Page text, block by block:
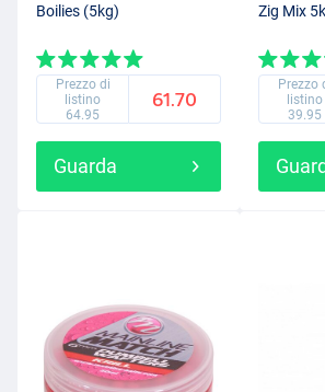
Boilies (5kg)
Prezzo di
listino
64.95
61.70
Guarda
Zig Mix
Prezzo
listino
39.95